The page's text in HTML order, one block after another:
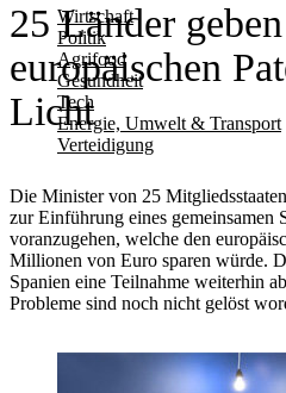
Wirtschaft
Politik
Agrifood
Gesundheit
Tech
Energie, Umwelt & Transport
Verteidigung
25 Länder
europäischen
Licht
Die Minister von 25
zur Einführung eines gemeinsamen
voranzugehen, welche den
Millionen von Euro sparen würde.
Spanien eine Teilnahme weiterhin
Probleme sind noch nicht gelöst